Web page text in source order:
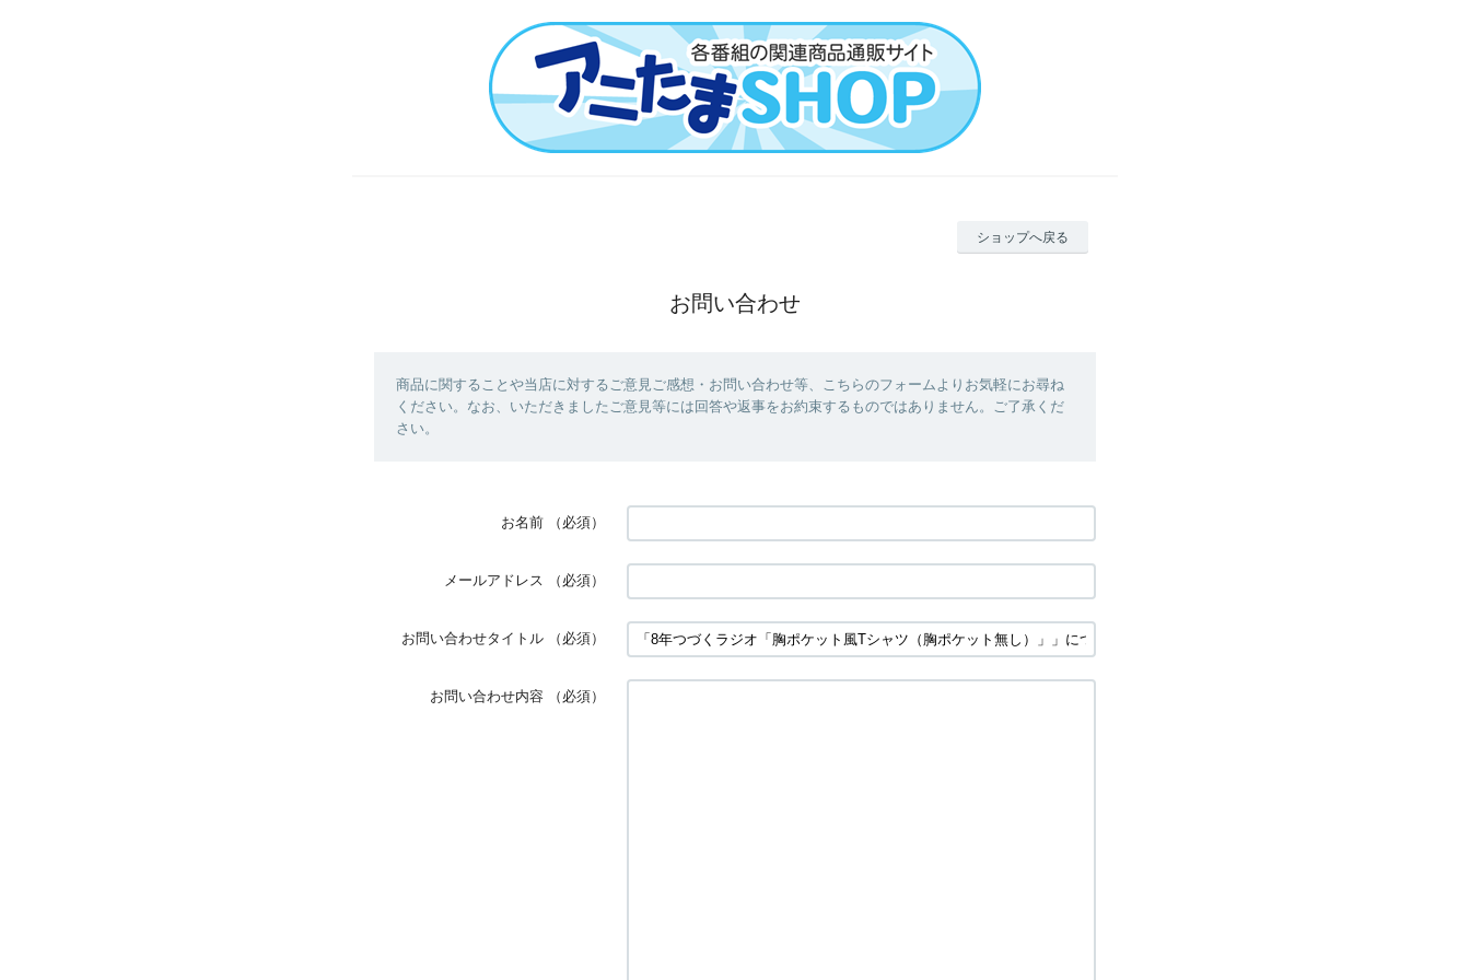
ショップへ戻る
お問い合わせ
商品に関することや当店に対するご意見ご感想・お問い合わせ等、こちらのフォームよりお気軽にお尋ね
ください。なお、いただきましたご意見等には回答や返事をお約束するものではありません。ご了承くだ
さい。
お名前 （必須）
メールアドレス （必須）
お問い合わせタイトル （必須）
お問い合わせ内容 （必須）